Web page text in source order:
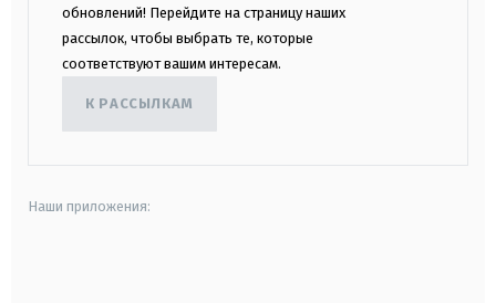
обновлений! Перейдите на страницу наших
рассылок, чтобы выбрать те, которые
соответствуют вашим интересам.
К РАССЫЛКАМ
Наши приложения: